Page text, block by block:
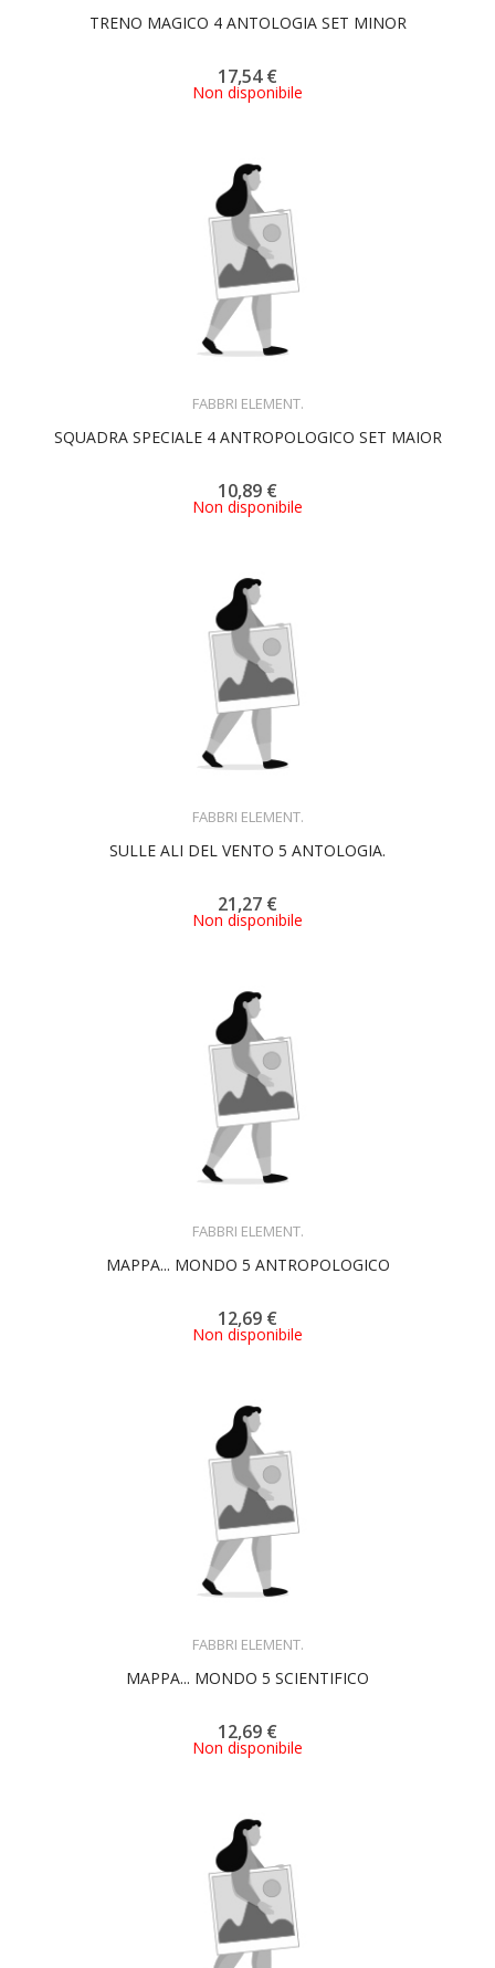
TRENO MAGICO 4 ANTOLOGIA SET MINOR
17,54 €
Non disponibile
FABBRI ELEMENT.
SQUADRA SPECIALE 4 ANTROPOLOGICO SET MAIOR
10,89 €
Non disponibile
FABBRI ELEMENT.
SULLE ALI DEL VENTO 5 ANTOLOGIA.
21,27 €
Non disponibile
FABBRI ELEMENT.
MAPPA... MONDO 5 ANTROPOLOGICO
12,69 €
Non disponibile
FABBRI ELEMENT.
MAPPA... MONDO 5 SCIENTIFICO
12,69 €
Non disponibile